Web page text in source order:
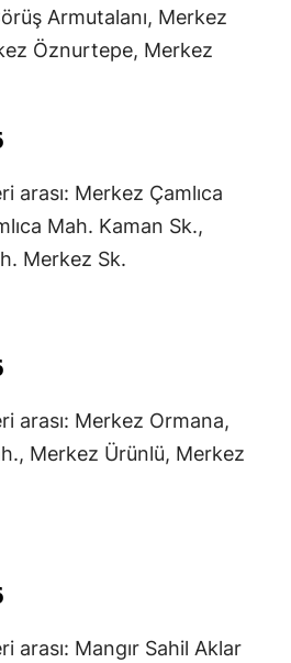
Armutalanı, Merkez
Öznurtepe, Merkez
arası: Merkez Çamlıca
Mah. Kaman Sk.,
Merkez Sk.
arası: Merkez Ormana,
Merkez Ürünlü, Merkez
arası: Mangır Sahil Aklar